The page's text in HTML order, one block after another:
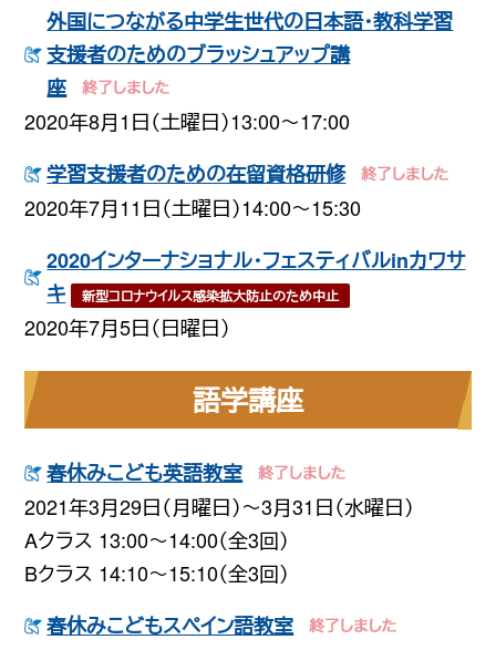
外国につながる中学生世代の日本語・教科学習
支援者のためのブラッシュアップ講
座
2020年8月1日（土曜日）13:00〜17:00
学習支援者のための在留資格研修
2020年7月11日（土曜日）14:00〜15:30
2020インターナショナル・フェスティバルinカワサ
キ
新型コロナウイルス感染拡大防止のため中止
2020年7月5日（日曜日）
語学講座
春休みこども英語教室
2021年3月29日（月曜日）〜3月31日（水曜日）
Aクラス 13:00〜14:00（全3回）
Bクラス 14:10〜15:10（全3回）
春休みこどもスペイン語教室